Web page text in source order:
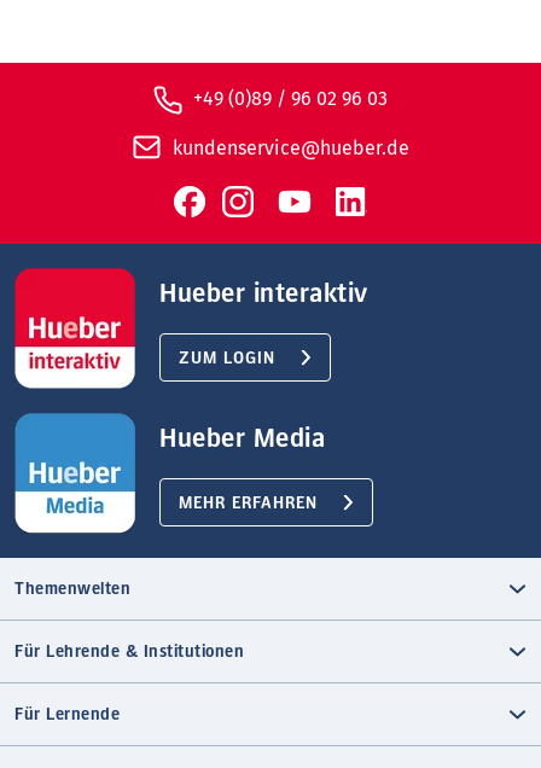
+49 (0)89 / 96 02 96 03
kundenservice@hueber.de
Hueber interaktiv
ZUM LOGIN
Hueber Media
MEHR ERFAHREN
Themenwelten
Für Lehrende & Institutionen
Für Lernende